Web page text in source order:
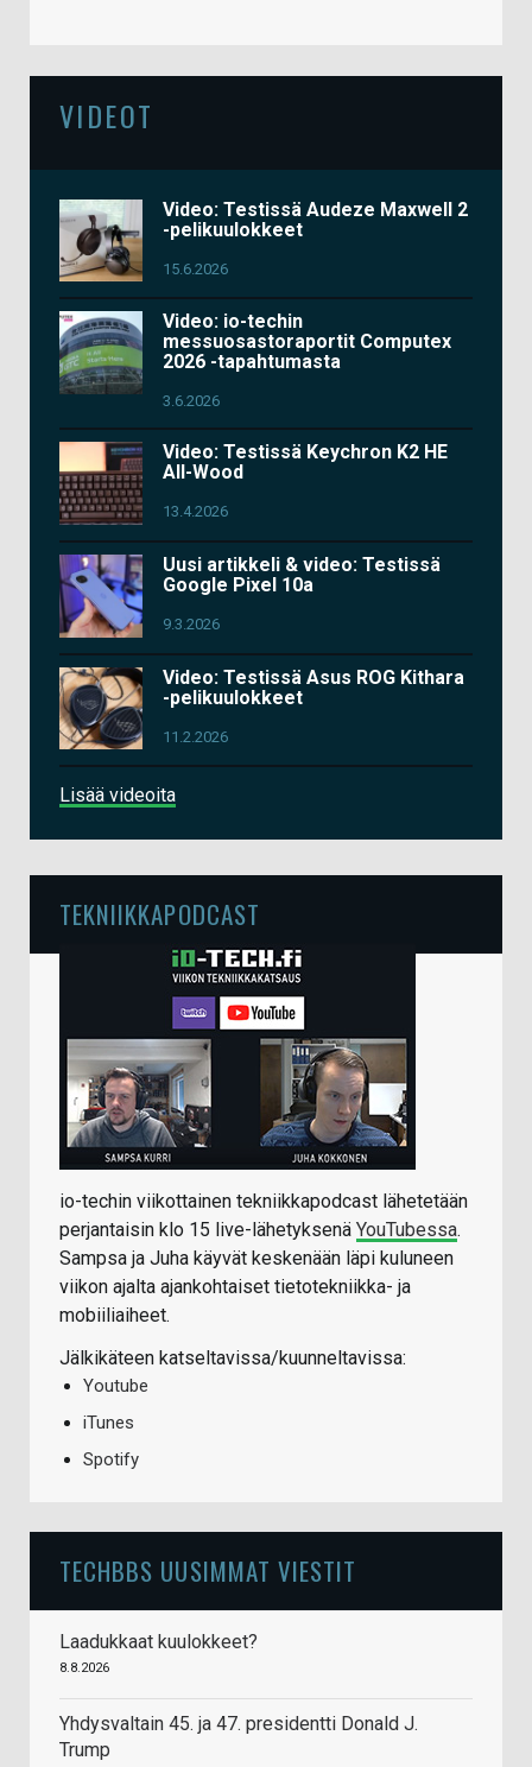
VIDEOT
Video: Testissä Audeze Maxwell 2
-pelikuulokkeet
15.6.2026
Video: io-techin
messuosastoraportit Computex
2026 -tapahtumasta
3.6.2026
Video: Testissä Keychron K2 HE
All-Wood
13.4.2026
Uusi artikkeli & video: Testissä
Google Pixel 10a
9.3.2026
Video: Testissä Asus ROG Kithara
-pelikuulokkeet
11.2.2026
Lisää videoita
TEKNIIKKAPODCAST
io-techin viikottainen tekniikkapodcast lähetetään
perjantaisin klo 15 live-lähetyksenä YouTubessa.
Sampsa ja Juha käyvät keskenään läpi kuluneen
viikon ajalta ajankohtaiset tietotekniikka- ja
mobiiliaiheet.
Jälkikäteen katseltavissa/kuunneltavissa:
Youtube
iTunes
Spotify
TECHBBS UUSIMMAT VIESTIT
Laadukkaat kuulokkeet?
8.8.2026
Yhdysvaltain 45. ja 47. presidentti Donald J.
Trump